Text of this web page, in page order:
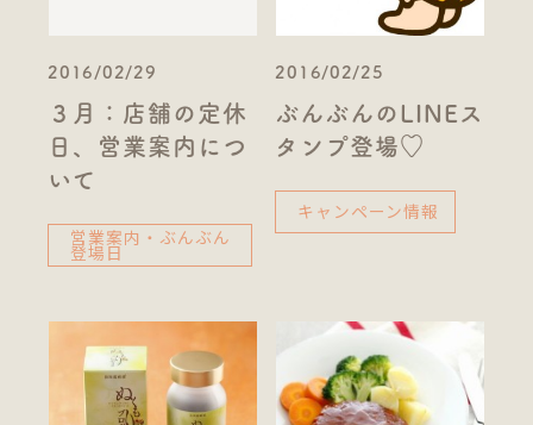
2016/02/29
３月：店舗の定休
日、営業案内につ
いて
営業案内・ぶんぶん
登場日
2016/02/25
ぶんぶんのLINEス
タンプ登場♡
キャンペーン情報